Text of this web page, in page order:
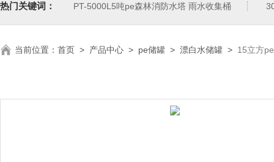
热门关键词： PT-5000L5吨pe森林消防水塔 雨水收集桶
当前位置： 首页 > 产品中心 > pe储罐 > 漂白水储罐 > 15立方